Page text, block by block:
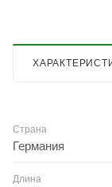
Страна
Германия
Длина